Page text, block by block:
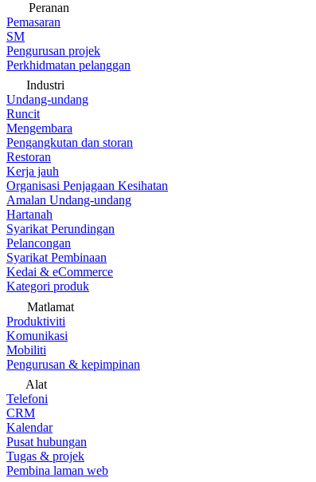
Peranan
Pemasaran
SM
Pengurusan projek
Perkhidmatan pelanggan
Industri
Undang-undang
Runcit
Mengembara
Pengangkutan dan storan
Restoran
Kerja jauh
Organisasi Penjagaan Kesihatan
Amalan Undang-undang
Hartanah
Syarikat Perundingan
Pelancongan
Syarikat Pembinaan
Kedai & eCommerce
Kategori produk
Matlamat
Produktiviti
Komunikasi
Mobiliti
Pengurusan & kepimpinan
Alat
Telefoni
CRM
Kalendar
Pusat hubungan
Tugas & projek
Pembina laman web